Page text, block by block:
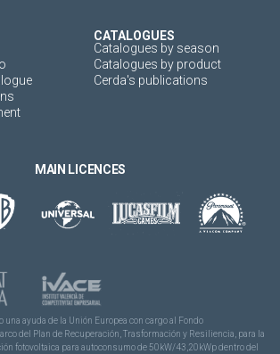
CATALOGUES
Catalogues by season
Catalogues by product
Cerda's publications
MAIN LICENCES
una ayuda de la Unión Europea con cargo al Fondo
del Plan de Recuperación, Trasformación y Resiliencia, para la
fotovoltaica para autoconsumo de 50kW/43,20kWp dentro del